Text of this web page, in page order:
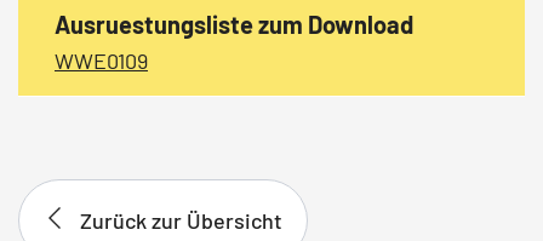
Ausruestungsliste zum Download
WWE0109
Zurück zur Übersicht